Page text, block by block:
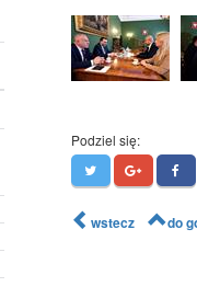
Podziel się:
wstecz do